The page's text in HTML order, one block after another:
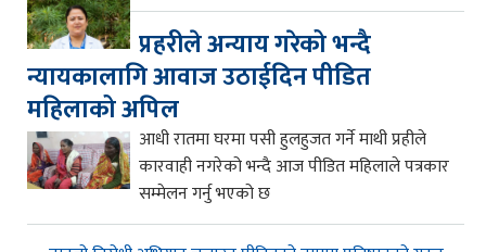
प्रहरीले अन्याय गरेको भन्दै
न्यायकालागि आवाज उठाईदिन पीडित
महिलाको अपिल
आधी रातमा घरमा पसी हुलहुजत गर्ने माथी प्रहीले
कारवाही नगरेको भन्दै आज पीडित महिलाले पत्रकार
सम्मेलन गर्नु भएको छ